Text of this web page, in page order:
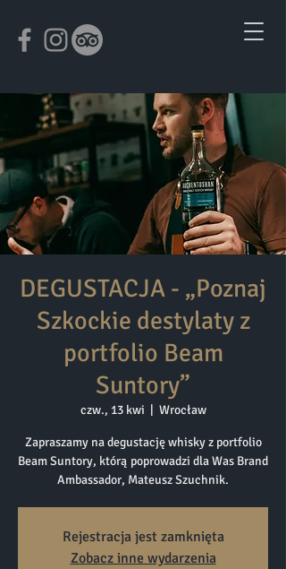
DEGUSTACJA - „Poznaj
Szkockie destylaty z
portfolio Beam
Suntory”
czw., 13 kwi Wrocław
Zapraszamy na degustację whisky z portfolio
Beam Suntory, którą poprowadzi dla Was Brand
Ambassador, Mateusz Szuchnik.
Rejestracja jest zamknięta
Zobacz inne wydarzenia